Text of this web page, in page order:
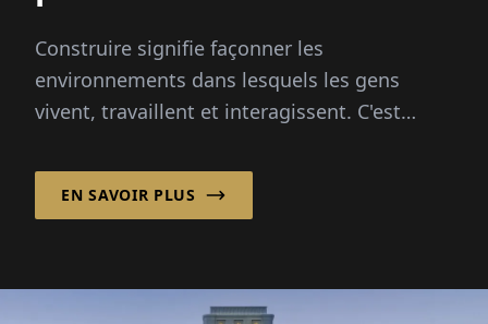
Construire signifie façonner les
environnements dans lesquels les gens
vivent, travaillent et interagissent. C'est
construction réussies concernent plus que...
EN SAVOIR PLUS